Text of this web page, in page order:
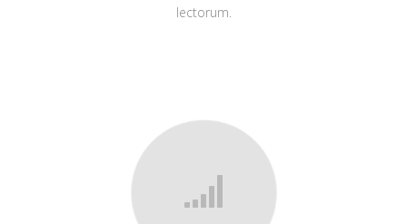
lectorum.